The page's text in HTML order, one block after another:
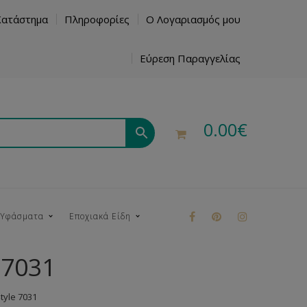
Πληροφορίες Ο Λογαριασμός μου
Εύρεση Παραγγελίας
0.00€
Εποχιακά Είδη
7031